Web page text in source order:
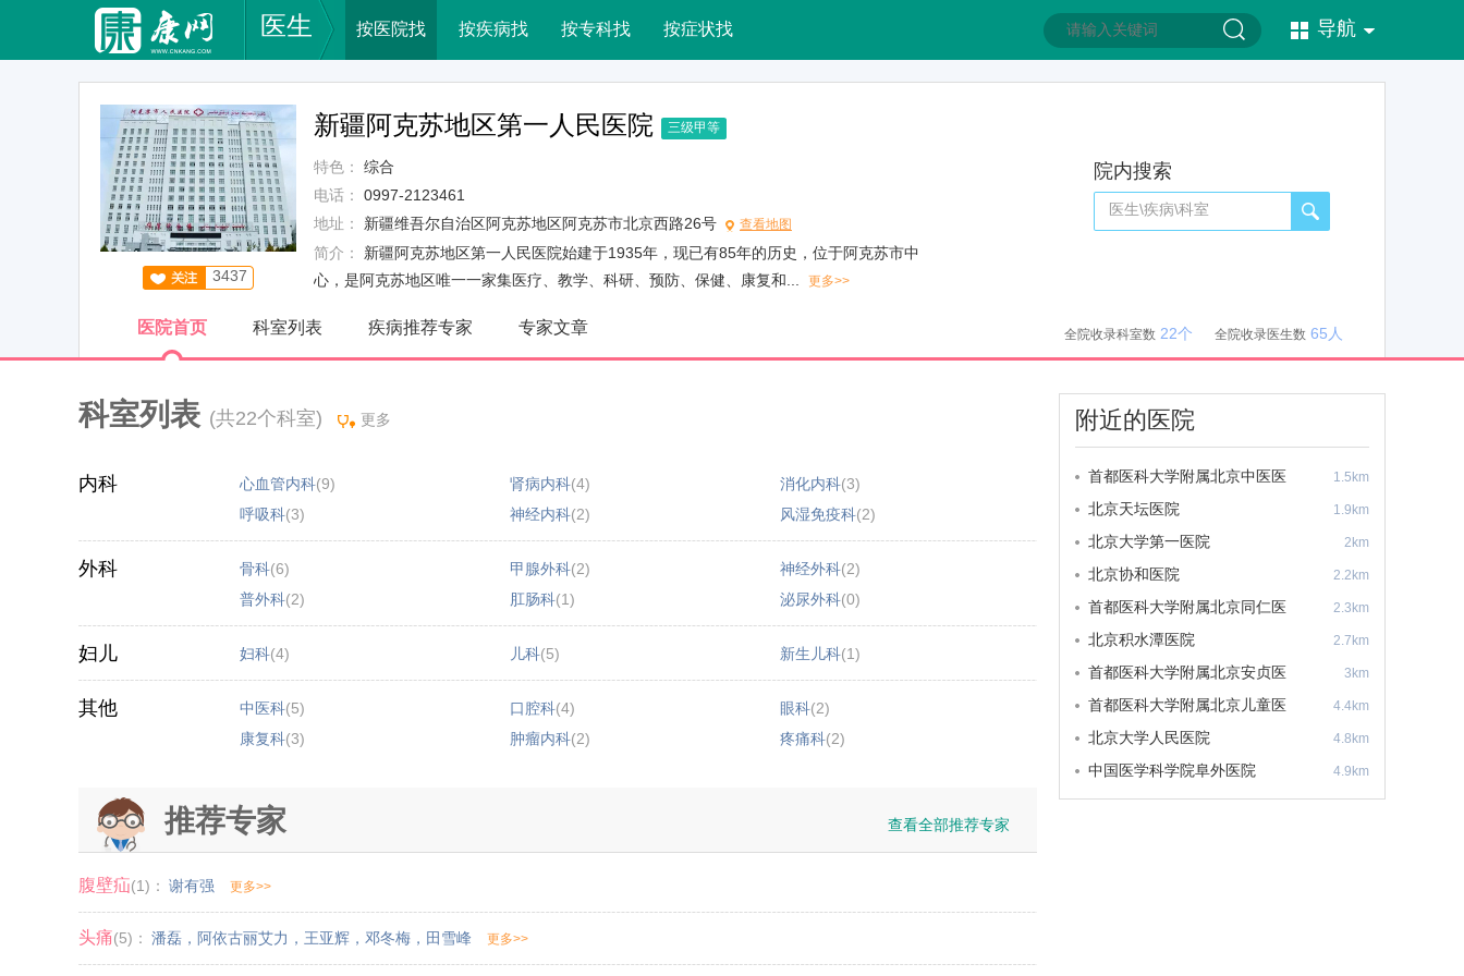
医生 按医院找 按疾病找 按专科找 按症状找 导航
3437
新疆阿克苏地区第一人民医院 三级甲等
特色： 综合
电话： 0997-2123461
地址： 新疆维吾尔自治区阿克苏地区阿克苏市北京西路26号 查看地图
简介： 新疆阿克苏地区第一人民医院始建于1935年，现已有85年的历史，位于阿克苏市中
心，是阿克苏地区唯一一家集医疗、教学、科研、预防、保健、康复和... 更多>>
院内搜索
全院收录科室数 22个 全院收录医生数 65人
医院首页 科室列表 疾病推荐专家 专家文章
科室列表 (共22个科室) 更多
内科 心血管内科(9) 肾病内科(4) 消化内科(3)
呼吸科(3) 神经内科(2) 风湿免疫科(2)
外科 骨科(6) 甲腺外科(2) 神经外科(2)
普外科(2) 肛肠科(1) 泌尿外科(0)
妇儿 妇科(4) 儿科(5) 新生儿科(1)
其他 中医科(5) 口腔科(4) 眼科(2)
康复科(3) 肿瘤内科(2) 疼痛科(2)
推荐专家 查看全部推荐专家
腹壁疝(1)： 谢有强 更多>>
头痛(5)： 潘磊 ， 阿依古丽艾力 ， 王亚辉 ， 邓冬梅 ， 田雪峰 更多>>
附近的医院
首都医科大学附属北京中医医
院
1.5km
北京天坛医院 1.9km
北京大学第一医院 2km
北京协和医院 2.2km
首都医科大学附属北京同仁医
院
2.3km
北京积水潭医院 2.7km
首都医科大学附属北京安贞医
院
3km
首都医科大学附属北京儿童医
院
4.4km
北京大学人民医院 4.8km
中国医学科学院阜外医院 4.9km